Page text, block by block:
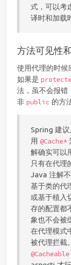
式，可以考
译时和加载
方法可见性
使用代理的时候
如果是
法，虽不会报错
非 public 的方
Spring 建议
用@Cache*
解确实可以
只有在代理
Java 注解
基于类的代
或基于植入
存的配置都
象也不会被
在代理模式
被代理拦截
@Cacheable